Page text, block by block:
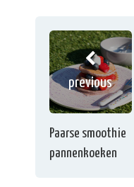
previous
Paarse smoothie
pannenkoeken